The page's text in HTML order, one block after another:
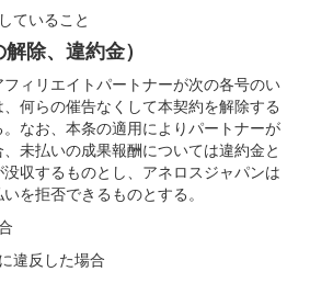
ていること
除、違約金）
ィリエイトパートナーが次の各号のい
何らの催告なくして本契約を解除する
なお、本条の適用によりパートナーが
未払いの成果報酬については違約金と
収するものとし、アネロスジャパンは
を拒否できるものとする。
違反した場合